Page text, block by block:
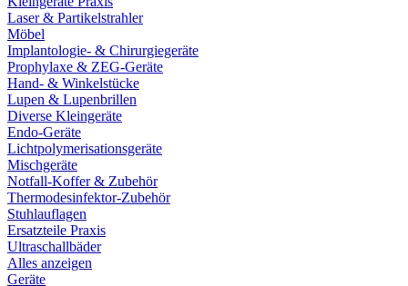
Laser & Partikelstrahler
Möbel
Implantologie- & Chirurgiegeräte
Prophylaxe & ZEG-Geräte
Hand- & Winkelstücke
Lupen & Lupenbrillen
Diverse Kleingeräte
Endo-Geräte
Lichtpolymerisationsgeräte
Mischgeräte
Notfall-Koffer & Zubehör
Thermodesinfektor-Zubehör
Stuhlauflagen
Ersatzteile Praxis
Ultraschallbäder
Alles anzeigen
Geräte